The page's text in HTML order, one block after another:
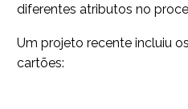
diferentes atributos no
Um projeto recente incluiu
cartões: